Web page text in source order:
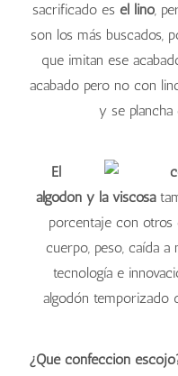
sacrificado es el lino,
son los más buscados,
que imitan ese
acabado pero no con
y se
El
algodón y la viscosa
porcentaje con otros
cuerpo, peso, caída a
tecnología e
algodón temporizado
¿Qué confección